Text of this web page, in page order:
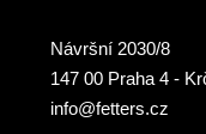
Návršní 2030/8
147 00 Praha 4 -
info@fetters.cz